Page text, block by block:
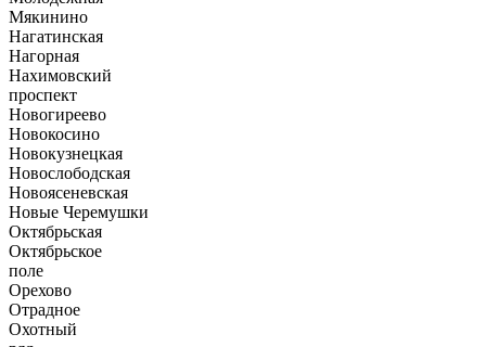
Мякинино
Нагатинская
Нагорная
Нахимовский
проспект
Новогиреево
Новокосино
Новокузнецкая
Новослободская
Новоясеневская
Новые Черемушки
Октябрьская
Октябрьское
поле
Орехово
Отрадное
Охотный